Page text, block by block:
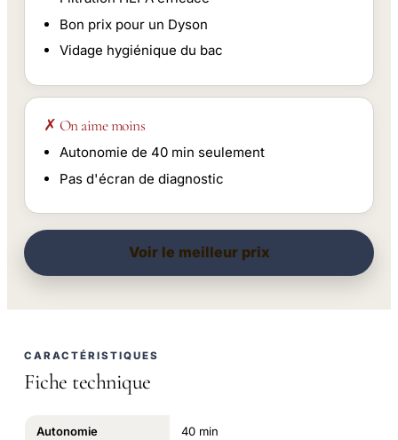
Bon prix pour un Dyson
Vidage hygiénique du bac
✗ On aime moins
Autonomie de 40 min seulement
Pas d'écran de diagnostic
Voir le meilleur prix
CARACTÉRISTIQUES
Fiche technique
Autonomie 40 min